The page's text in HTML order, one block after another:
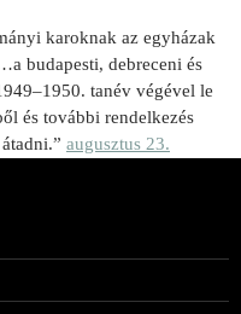
karoknak az egyházak
budapesti, debreceni és
tanév végével le
és további rendelkezés
augusztus 23.